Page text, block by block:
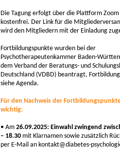
Die Tagung erfolgt über die Plattform
kostenfrei. Der Link für die
wird den Mitgliedern mit der Einladung
Fortbildungspunkte wurden bei der
Psychotherapeutenkammer Baden-
dem Verband der Beratungs- und
Deutschland (VDBD) beantragt,
siehe Agenda.
Für den Nachweis der
wichtig:
• Am 26.09.2025: Einwahl zwingend
– 18.30 mit Klarnamen sowie zusätzlich
per E-Mail an kontakt@diabetes-